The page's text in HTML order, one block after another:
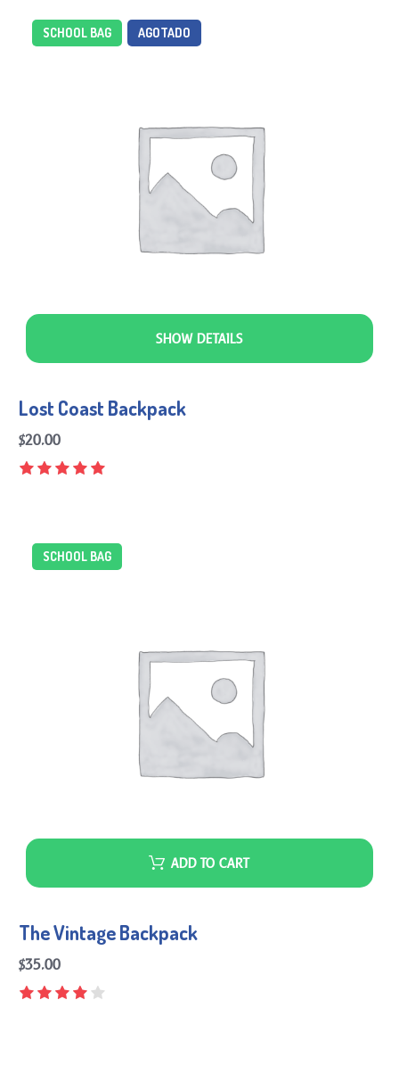
SHOW DETAILS
SCHOOL BAG AGOTADO
Lost Coast Backpack
$20.00
ADD TO CART
SCHOOL BAG
The Vintage Backpack
$35.00